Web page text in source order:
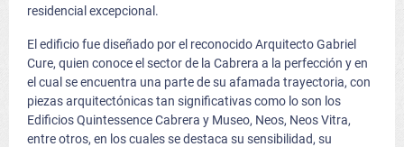
residencial excepcional.
El edificio fue diseñado por el reconocido Arquitecto Gabriel
Cure, quien conoce el sector de la Cabrera a la perfección y en
el cual se encuentra una parte de su afamada trayectoria, con
piezas arquitectónicas tan significativas como lo son los
Edificios Quintessence Cabrera y Museo, Neos, Neos Vitra,
entre otros, en los cuales se destaca su sensibilidad, su